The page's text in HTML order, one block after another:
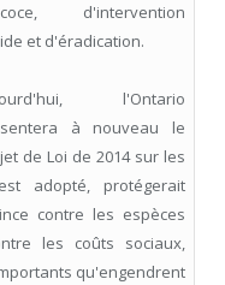
d'intervention
et d'éradication.
l'Ontario
à nouveau le
de Loi de 2014 sur les
adopté, protégerait
contre les espèces
les coûts sociaux,
qu'engendrent